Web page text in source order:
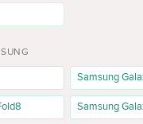
wide de 12MP și cameră
fotografii zilnice, documente,
este gândită pentru utilizare
detaliile despre încărcare și
Samsung
Samsung